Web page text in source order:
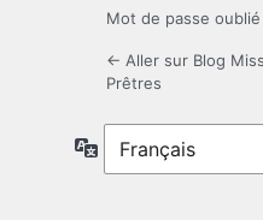
Mot de passe oublié
← Aller sur Blog
Prêtres
Langue